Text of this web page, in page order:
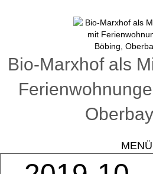
Bio-Marxhof als
MENÜ